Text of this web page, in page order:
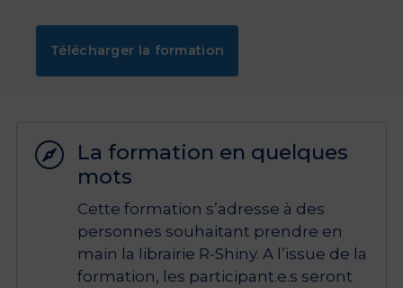
Télécharger la formation

La formation en quelques
mots
Cette formation s’adresse à des
personnes souhaitant prendre en
main la librairie R-Shiny. A l’issue de la
formation, les participant.e.s seront